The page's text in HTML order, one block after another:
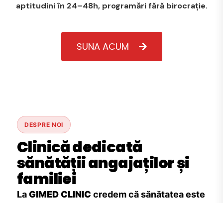
aptitudini în 24–48h, programări fără birocrație.
SUNA ACUM
DESPRE NOI
Clinică dedicată
sănătății angajaților și
familiei
LaGIMED CLINIC credem că sănătatea este